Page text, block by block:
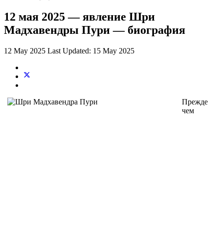
12 мая 2025 — явление Шри
Мадхавендры Пури — биография
12 May 2025 Last Updated: 15 May 2025
Прежде
чем